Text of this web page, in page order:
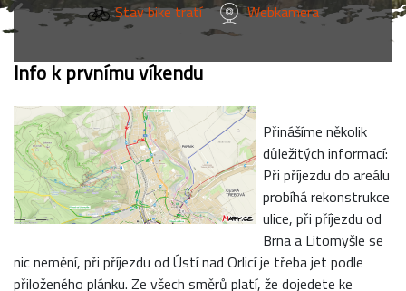
Stav bike tratí Webkamera
Info k prvnímu víkendu
Přinášíme několik
důležitých informací:
Při příjezdu do areálu
probíhá rekonstrukce
ulice, při příjezdu od
Brna a Litomyšle se
nic nemění, při příjezdu od Ústí nad Orlicí je třeba jet podle
přiloženého plánku. Ze všech směrů platí, že dojedete ke